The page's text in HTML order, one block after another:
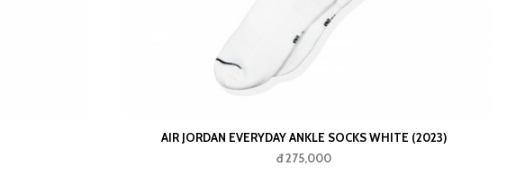
AIR JORDAN EVERYDAY ANKLE SOCKS WHITE (2023)
đ 275,000